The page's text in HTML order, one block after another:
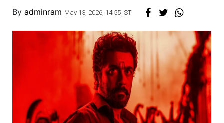
By adminram May 13, 2026, 14:55 IST